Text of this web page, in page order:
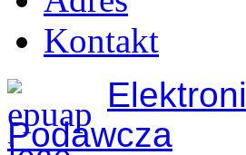
Kontakt
Podawcza